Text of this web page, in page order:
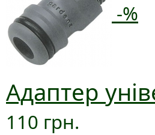
-%
Адаптер
110 грн.